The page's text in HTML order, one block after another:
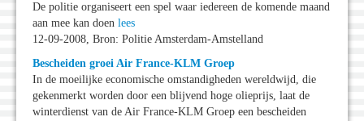
De politie organiseert een spel waar iedereen de komende maand
aan mee kan doen lees
12-09-2008, Bron: Politie Amsterdam-Amstelland
Bescheiden groei Air France-KLM Groep
In de moeilijke economische omstandigheden wereldwijd, die
gekenmerkt worden door een blijvend hoge olieprijs, laat de
winterdienst van de Air France-KLM Groep een bescheiden